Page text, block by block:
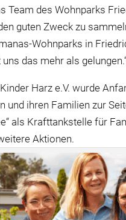
Team des Wohnparks
guten Zweck zu
Wohnparks in
das mehr als
Harz e.V. wurde
und ihren Familien zur
als Krafttankstelle für
Aktionen.